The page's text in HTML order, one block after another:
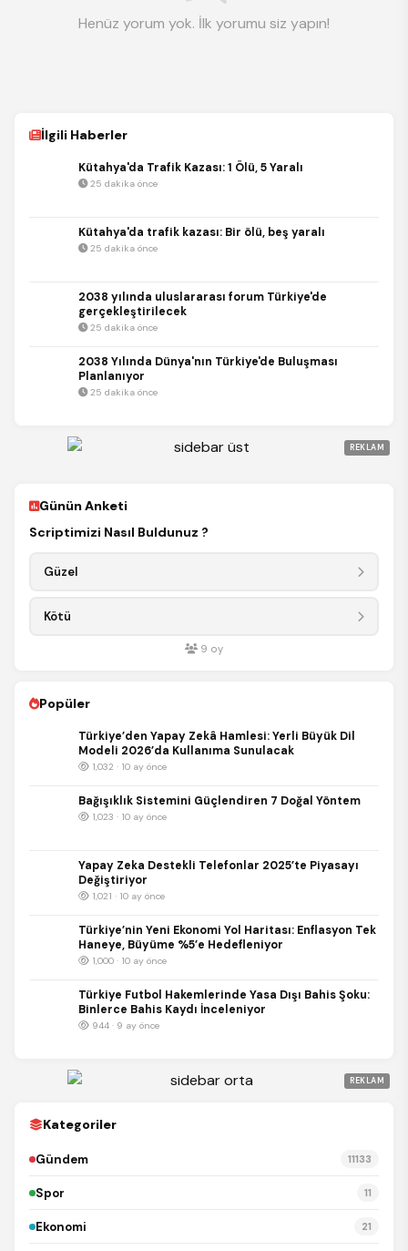
Henüz yorum yok. İlk yorumu siz yapın!
İlgili Haberler
Kütahya'da Trafik Kazası: 1 Ölü, 5 Yaralı
25 dakika önce
Kütahya'da trafik kazası: Bir ölü, beş yaralı
25 dakika önce
2038 yılında uluslararası forum Türkiye'de
gerçekleştirilecek
25 dakika önce
2038 Yılında Dünya'nın Türkiye'de Buluşması
Planlanıyor
25 dakika önce
REKLAM
Günün Anketi
Scriptimizi Nasıl Buldunuz ?
Güzel
Kötü
9 oy
Popüler
Türkiye’den Yapay Zekâ Hamlesi: Yerli Büyük Dil
Modeli 2026’da Kullanıma Sunulacak
1,032 · 10 ay önce
Bağışıklık Sistemini Güçlendiren 7 Doğal Yöntem
1,023 · 10 ay önce
Yapay Zeka Destekli Telefonlar 2025’te Piyasayı
Değiştiriyor
1,021 · 10 ay önce
Türkiye’nin Yeni Ekonomi Yol Haritası: Enflasyon Tek
Haneye, Büyüme %5’e Hedefleniyor
1,000 · 10 ay önce
Türkiye Futbol Hakemlerinde Yasa Dışı Bahis Şoku:
Binlerce Bahis Kaydı İnceleniyor
944 · 9 ay önce
REKLAM
Kategoriler
Gündem 11133
Spor 11
Ekonomi 21